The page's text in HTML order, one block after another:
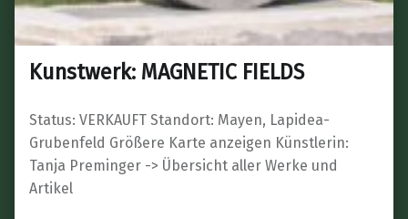
Kunstwerk: MAGNETIC FIELDS
Status: VERKAUFT Standort: Mayen, Lapidea-
Grubenfeld Größere Karte anzeigen Künstlerin:
Tanja Preminger -> Übersicht aller Werke und
Artikel